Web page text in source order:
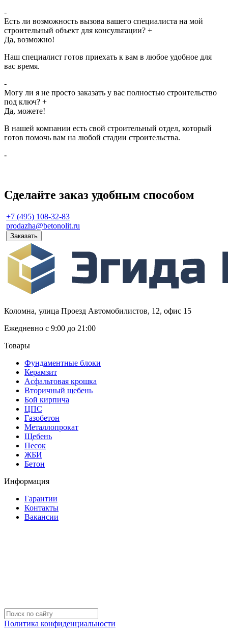
-
Есть ли возможность вызова вашего специалиста на мой
строительный объект для консультации? +
Да, возможно!
Наш специалист готов приехать к вам в любое удобное для
вас время.
-
Могу ли я не просто заказать у вас полностью строительство
под ключ? +
Да, можете!
В нашей компании есть свой строительный отдел, который
готов помочь вам на любой стадии строительства.
-
Сделайте заказ удобным способом
+7 (495) 108-32-83
prodazha@betonolit.ru
Заказать
Коломна, улица Проезд Автомобилистов, 12, офис 15
Ежедневно с 9:00 до 21:00
Товары
Фундаментные блоки
Керамзит
Асфальтовая крошка
Вторичный щебень
Бой кирпича
ЦПС
Газобетон
Металлопрокат
Щебень
Песок
ЖБИ
Бетон
Информация
Гарантии
Контакты
Вакансии
Политика конфиденциальности